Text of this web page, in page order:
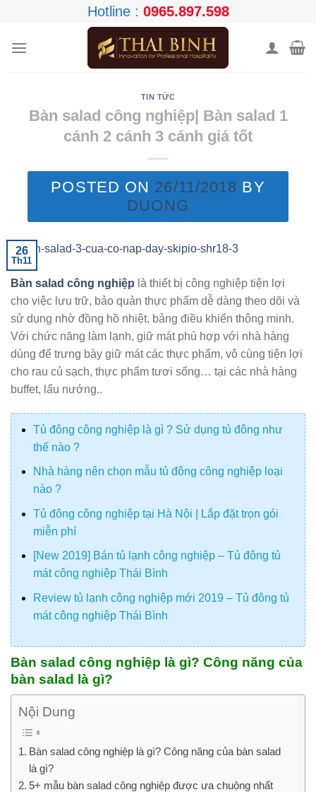
content
Hotline : 0965.897.598
TIN TỨC
Bàn salad công nghiệp| Bàn salad 1
cánh 2 cánh 3 cánh giá tốt
POSTED ON 26/11/2018 BY
DUONG
26
Th11
Bàn salad công nghiệp là thiết bị công nghiệp tiện lợi
cho việc lưu trữ, bảo quản thực phẩm dễ dàng theo dõi và
sử dụng nhờ đồng hồ nhiệt, bảng điều khiển thông minh.
Với chức năng làm lạnh, giữ mát phù hợp với nhà hàng
dùng để trưng bày giữ mát các thực phẩm, vô cùng tiện lợi
cho rau củ sạch, thực phẩm tươi sống… tại các nhà hàng
buffet, lẩu nướng..
Tủ đông công nghiệp là gì ? Sử dụng tủ đông như
thế nào ?
Nhà hàng nên chọn mẫu tủ đông công nghiệp loại
nào ?
Tủ đông công nghiệp tại Hà Nội | Lắp đặt trọn gói
miễn phí
[New 2019] Bán tủ lạnh công nghiệp – Tủ đông tủ
mát công nghiệp Thái Bình
Review tủ lạnh công nghiệp mới 2019 – Tủ đông tủ
mát công nghiệp Thái Bình
Bàn salad công nghiệp là gì? Công năng của
bàn salad là gì?
Nội Dung
Bàn salad công nghiệp là gì? Công năng của bàn salad
là gì?
5+ mẫu bàn salad công nghiệp được ưa chuộng nhất